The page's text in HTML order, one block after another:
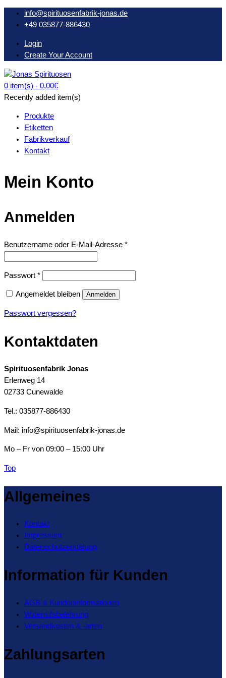
Skip
info@spirituosenfabrik-jonas.de
+49 035877-886430
Login
Create Your Account
Oberlausitzer Spirituosen seit 1934
0 item(s) - 0,00€
Recently added item(s)
Produkte
Etiketten
Fabrikverkauf
Kontakt
Mein Konto
Anmelden
Benutzername oder E-Mail-Adresse *Erforderlich
Passwort *Erforderlich
Angemeldet bleiben Anmelden
Passwort vergessen?
Kontaktdaten
Spirituosenfabrik Jonas
Erlenweg 14
02733 Cunewalde
Tel.: 035877-886430
Mail: info@spirituosenfabrik-jonas.de
Mo – Fr von 09:00 – 15:00 Uhr
Top
Allgemeines
Kontakt
Impressum
Datenschutzerklärung
Information für Kunden
AGB & Kundeninformationen
Widerrufsbelehrung
Versandkosten & -arten
Zahlungsarten